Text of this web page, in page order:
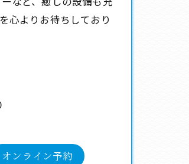
心よりお待ちしており
オンライン予約